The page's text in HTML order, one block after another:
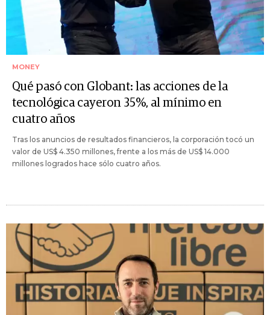
MONEY
Qué pasó con Globant: las acciones de la
tecnológica cayeron 35%, al mínimo en
cuatro años
Tras los anuncios de resultados financieros, la corporación tocó un
valor de US$ 4.350 millones, frente a los más de US$ 14.000
millones logrados hace sólo cuatro años.